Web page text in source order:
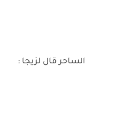
الساحر قال لزيجا :